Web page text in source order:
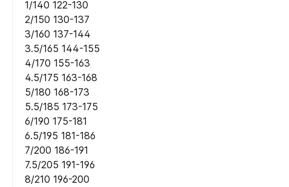
1/140 122-130
2/150 130-137
3/160 137-144
3.5/165 144-155
4/170 155-163
4.5/175 163-168
5/180 168-173
5.5/185 173-175
6/190 175-181
6.5/195 181-186
7/200 186-191
7.5/205 191-196
8/210 196-200